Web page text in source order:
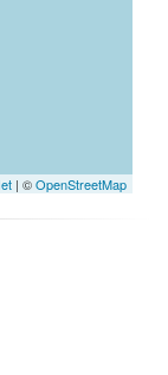
| ©OpenStreetMap